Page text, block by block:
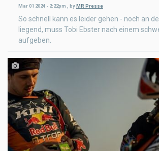
Mar 01 2024 - 2:22pm byMR Presse
So schnell kann es leider gehen - noch an
liegend, muss Tobi Ebster nach einem
aufgeben.